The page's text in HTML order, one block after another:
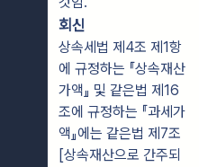
회신
상속세법 제4조 제1항
에 규정하는 『상속재산
가액』 및 같은법 제16
조에 규정하는 『과세가
액』에는 같은법 제7조
[상속재산으로 간주되